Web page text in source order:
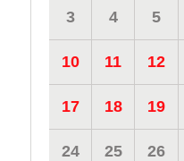
3 4 5
10 11 12
17 18 19
24 25 26